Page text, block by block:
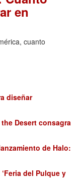
en
cuanto
diseñar
Desert consagra
de Halo:
del Pulque y